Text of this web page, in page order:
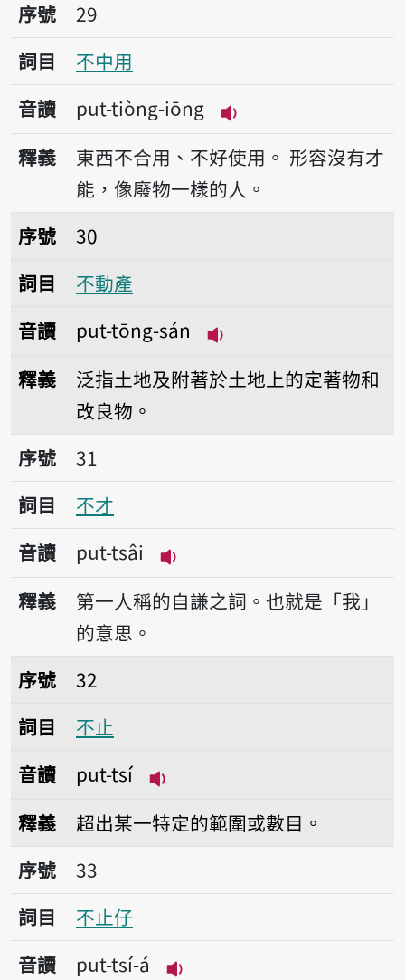
序號29不中用
序號
29
詞目
不中用
音讀
put-tiòng-iōng
播放音讀put-tiòng-
釋義 東西不合用、不好使用。 形容沒有才
能，像廢物一樣的人。
序號30不動產
序號
30
詞目
不動產
音讀
put-tōng-sán
釋義
泛指土地及附著於土地上的定著物和
改良物。
序號31不才
序號
31
詞目
不才
音讀
put-tsâi
播放音讀put-tsâi
釋義
第一人稱的自謙之詞。也就是「我」
的意思。
序號32不止
序號
32
詞目
不止
音讀
put-tsí
釋義
超出某一特定的範圍或數目。
序號33不止仔
序號
33
詞目
不止仔
音讀
put-tsí-á